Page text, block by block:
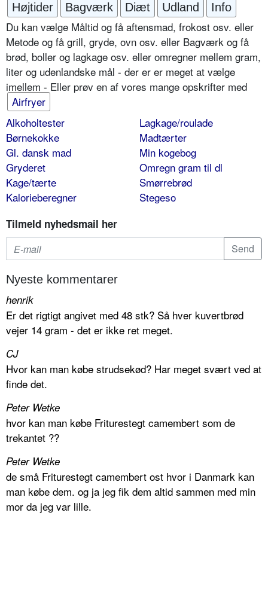
Højtider
Bagværk Diæt Udland Info
Du kan vælge Måltid og få aftensmad, frokost osv. eller
Metode og få grill, gryde, ovn osv. eller Bagværk og få
brød, boller og lagkage osv. eller omregner mellem gram,
liter og udenlandske mål - der er er meget at vælge
imellem - Eller prøv en af vores mange opskrifter med
Airfryer
Alkoholtester
Børnekokke
Gl. dansk mad
Gryderet
Kage/tærte
Kalorieberegner
Lagkage/roulade
Madtærter
Min kogebog
Omregn gram til dl
Smørrebrød
Stegeso
Tilmeld nyhedsmail her
Nyeste kommentarer
henrik
Er det rigtigt angivet med 48 stk? Så hver kuvertbrød
vejer 14 gram - det er ikke ret meget.
CJ
Hvor kan man købe strudsekød? Har meget svært ved at
finde det.
Peter Wetke
hvor kan man købe Friturestegt camembert som de
trekantet ??
Peter Wetke
de små Friturestegt camembert ost hvor i Danmark kan
man købe dem. og ja jeg fik dem altid sammen med min
mor da jeg var lille.